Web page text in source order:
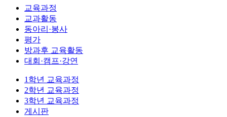
교육과정
교과활동
동아리·봉사
평가
방과후 교육활동
대회·캠프·강연
1학년 교육과정
2학년 교육과정
3학년 교육과정
게시판